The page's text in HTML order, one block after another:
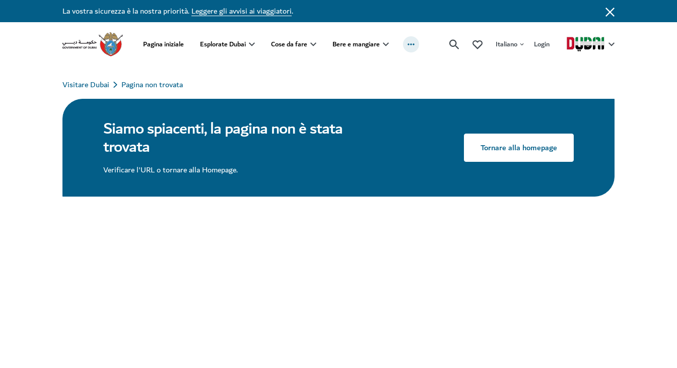
La vostra sicurezza è la nostra priorità.Leggere gli avvisi ai viaggiatori.
Pagina iniziale Esplorate Dubai Cose da fare Bere e mangiare Italiano Login
Visitare Dubai Pagina non trovata
Siamo spiacenti, la pagina non è stata
trovata
Verificare l'URL o tornare alla Homepage.
Tornare alla homepage